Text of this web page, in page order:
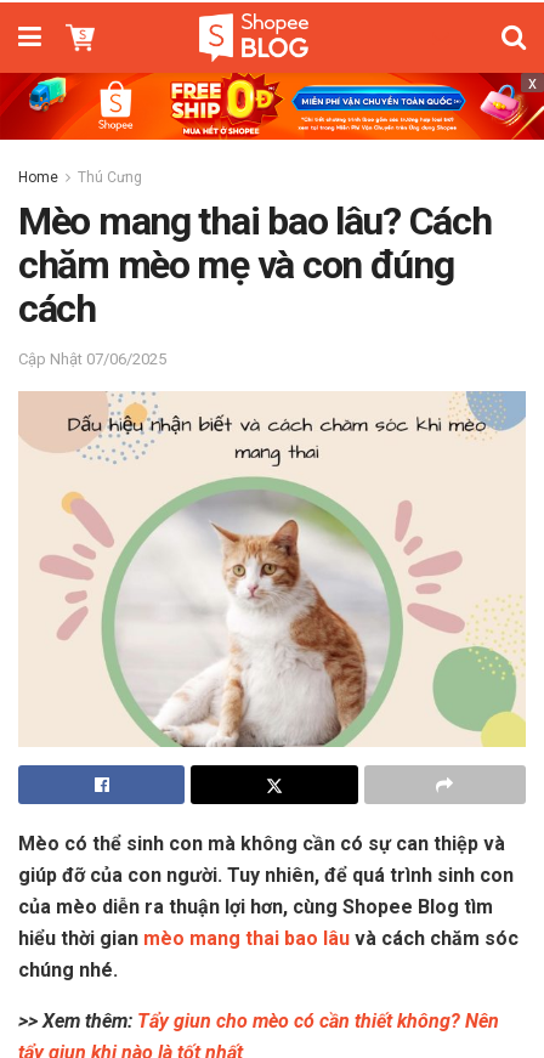
x
Home Thú Cưng
Mèo mang thai bao lâu? Cách
chăm mèo mẹ và con đúng
cách
07/06/2025
Mèo có thể sinh con mà không cần có sự can thiệp và
giúp đỡ của con người. Tuy nhiên, để quá trình sinh con
của mèo diễn ra thuận lợi hơn, cùng Shopee Blog tìm
hiểu thời gian mèo mang thai bao lâu và cách chăm sóc
chúng nhé.
>> Xem thêm: Tẩy giun cho mèo có cần thiết không? Nên
tẩy giun khi nào là tốt nhất